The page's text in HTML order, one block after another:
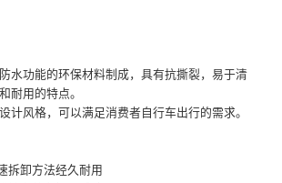
水功能的环保材料制成，具有抗撕裂，易于清
耐用的特点。
计风格，可以满足消费者自行车出行的需求。
拆卸方法经久耐用